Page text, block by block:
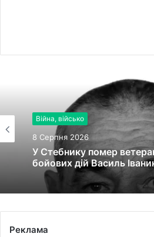
Війна, військо
8 Серпня 2026
У Стебнику помер
бойових дій Василь
Реклама